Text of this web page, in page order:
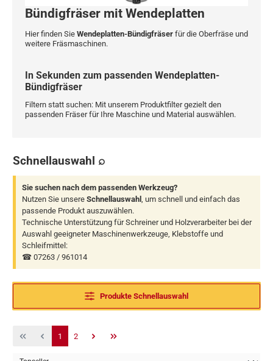
Bündigfräser mit Wendeplatten
Hier finden Sie Wendeplatten-Bündigfräser für die Oberfräse und
weitere Fräsmaschinen.
In Sekunden zum passenden Wendeplatten-
Bündigfräser
Filtern statt suchen: Mit unserem Produktfilter gezielt den
passenden Fräser für Ihre Maschine und Material auswählen.
Schnellauswahl ⌕
Sie suchen nach dem passenden Werkzeug?
Nutzen Sie unsere Schnellauswahl , um schnell und einfach das
passende Produkt auszuwählen.
Technische Unterstützung für Schreiner und Holzverarbeiter bei der
Auswahl geeigneter Maschinenwerkzeuge, Klebstoffe und
Schleifmittel:
☎ 07263 / 961014
Produkte Schnellauswahl
Seite
1 Seite
2